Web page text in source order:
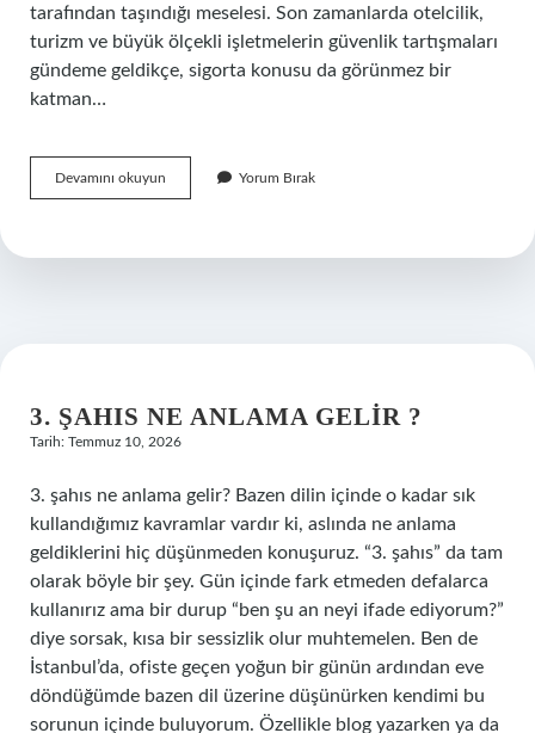
tarafından taşındığı meselesi. Son zamanlarda otelcilik,
turizm ve büyük ölçekli işletmelerin güvenlik tartışmaları
gündeme geldikçe, sigorta konusu da görünmez bir
katman…
Devamını okuyun
Kartal
?
Yorum Bırak
3. ŞAHIS NE ANLAMA GELIR ?
Tarih: Temmuz 10, 2026
3. şahıs ne anlama gelir? Bazen dilin içinde o kadar sık
kullandığımız kavramlar vardır ki, aslında ne anlama
geldiklerini hiç düşünmeden konuşuruz. “3. şahıs” da tam
olarak böyle bir şey. Gün içinde fark etmeden defalarca
kullanırız ama bir durup “ben şu an neyi ifade ediyorum?”
diye sorsak, kısa bir sessizlik olur muhtemelen. Ben de
İstanbul’da, ofiste geçen yoğun bir günün ardından eve
döndüğümde bazen dil üzerine düşünürken kendimi bu
sorunun içinde buluyorum. Özellikle blog yazarken ya da